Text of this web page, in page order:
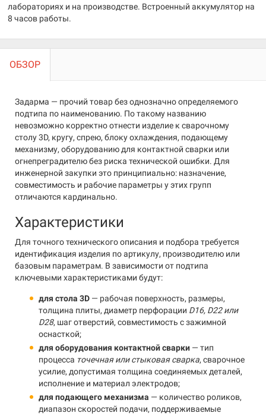
лабораториях и на производстве. Встроенный аккумулятор на
8 часов работы.
ОБЗОР
Задарма — прочий товар без однозначно определяемого
подтипа по наименованию. По такому названию
невозможно корректно отнести изделие к сварочному
столу 3D, кругу, спрею, блоку охлаждения, подающему
механизму, оборудованию для контактной сварки или
огнепреградителю без риска технической ошибки. Для
инженерной закупки это принципиально: назначение,
совместимость и рабочие параметры у этих групп
отличаются кардинально.
Характеристики
Для точного технического описания и подбора требуется
идентификация изделия по артикулу, производителю или
базовым параметрам. В зависимости от подтипа
ключевыми характеристиками будут:
для стола 3D — рабочая поверхность, размеры,
толщина плиты, диаметр перфорации D16, D22 или
D28, шаг отверстий, совместимость с зажимной
оснасткой;
для оборудования контактной сварки — тип
процесса точечная или стыковая сварка, сварочное
усилие, допустимая толщина соединяемых деталей,
исполнение и материал электродов;
для подающего механизма — количество роликов,
диапазон скоростей подачи, поддерживаемые